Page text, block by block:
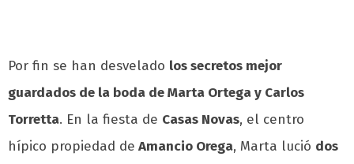
Por fin se han desvelado los secretos mejor
guardados de la boda de Marta Ortega y Carlos
Torretta. En la fiesta de Casas Novas, el centro
hípico propiedad de Amancio Orega, Marta lució dos